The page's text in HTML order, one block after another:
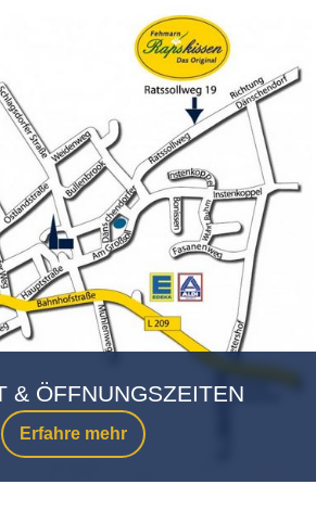
Erfahre mehr
& ÖFFNUNGSZEITEN